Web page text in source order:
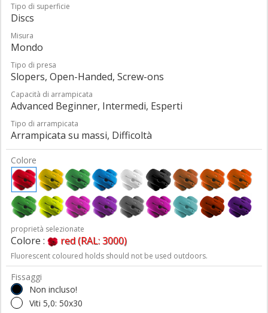
Tipo di superficie
Discs
Misura
Mondo
Tipo di presa
Slopers, Open-Handed, Screw-ons
Capacità di arrampicata
Advanced Beginner, Intermedi, Esperti
Tipo di arrampicata
Arrampicata su massi, Difficoltà
Colore
proprietà selezionate
Colore : red (RAL: 3000)
Fluorescent coloured holds should not be used outdoors.
Fissaggi
Non incluso!
Viti 5,0: 50x30